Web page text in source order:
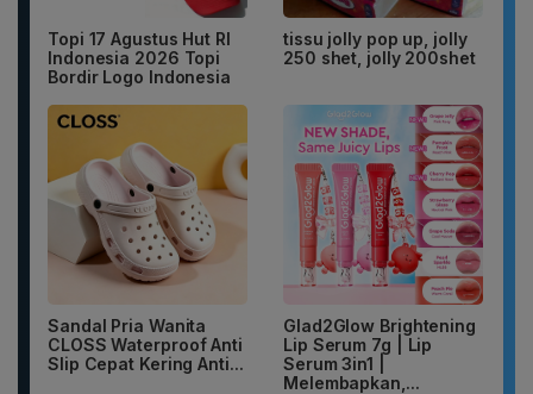
Topi 17 Agustus Hut RI
Indonesia 2026 Topi
Bordir Logo Indonesia
tissu jolly pop up, jolly
250 shet, jolly 200shet
Sandal Pria Wanita
CLOSS Waterproof Anti
Slip Cepat Kering Anti...
Glad2Glow Brightening
Lip Serum 7g | Lip
Serum 3in1 |
Melembapkan,...